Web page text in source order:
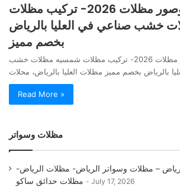
أحدث تصاميم وصور مظلات 2026- تركيب مظلات
خشب صناعي في العليا بالرياض
بخصم مميز
أحدث تصاميم وصور مظلات 2026- تركيب مظلات شمسيه مظلات خشب
Read More »
مظلات وسواتر
– مظلات وسواتر الرياض- مظلات الرياض-
مظلات حدائق ساكو
July 17, 2026